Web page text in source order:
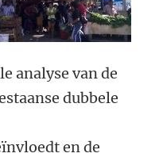
analyse van de
dubbele
en de